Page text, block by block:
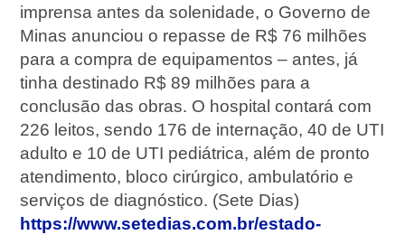
imprensa antes da solenidade, o Governo de
Minas anunciou o repasse de R$ 76 milhões
para a compra de equipamentos – antes, já
tinha destinado R$ 89 milhões para a
conclusão das obras. O hospital contará com
226 leitos, sendo 176 de internação, 40 de UTI
adulto e 10 de UTI pediátrica, além de pronto
atendimento, bloco cirúrgico, ambulatório e
serviços de diagnóstico. (Sete Dias)
https://www.setedias.com.br/estado-